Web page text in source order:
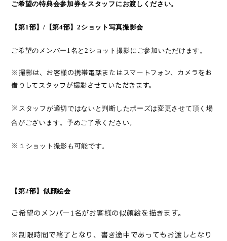
ご希望の特典会参加券をスタッフにお渡しください。
【第1部】 / 【第4部】2 ショット写真撮影会
ご希望のメンバー 1名と2 ショッ ト撮影にご参加いただけます。
※撮影は、お客様の携帯電話またはスマートフォン、カメラをお
借りしてスタッフが撮影させていただきます。
※ スタッフが適切ではないと判断したポーズは変更させて頂く場
合がございます。予めご了承ください。
※ １ショット撮影も可能です。
【第2部】似顔絵会
ご希望のメンバー 1 名がお客様の似顔絵を描きます。
※制限時間で終了となり、書き途中であってもお渡しとなり